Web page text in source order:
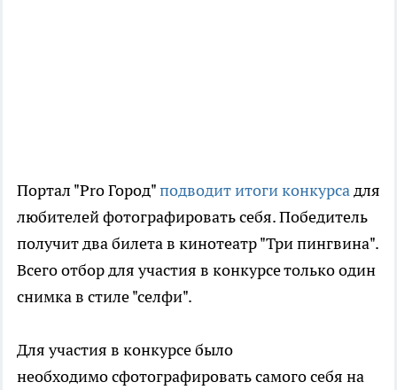
Портал "Pro Город"подводит итоги конкурсадля
любителей фотографировать себя. Победитель
получит два билета в кинотеатр "Три пингвина".
Всего отбор для участия в конкурсе только один
снимка в стиле "селфи".
Для участия в конкурсе было
необходимо сфотографировать самого себя на